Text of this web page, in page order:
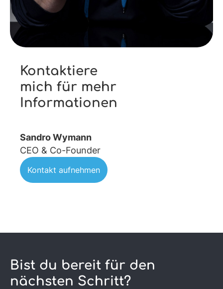
Kontaktiere
mich für mehr
Informationen
Sandro Wymann
CEO & Co-Founder
Kontakt aufnehmen
Bist du bereit für den
nächsten Schritt?